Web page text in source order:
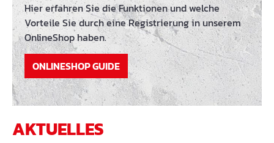
Hier erfahren Sie die Funktionen und welche
Vorteile Sie durch eine Registrierung in unserem
OnlineShop haben.
ONLINESHOP GUIDE
AKTUELLES